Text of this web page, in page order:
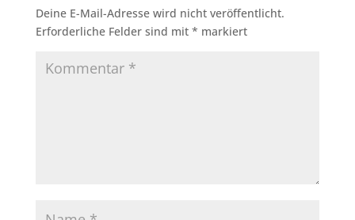
Deine E-Mail-Adresse wird nicht veröffentlicht.
Erforderliche Felder sind mit * markiert